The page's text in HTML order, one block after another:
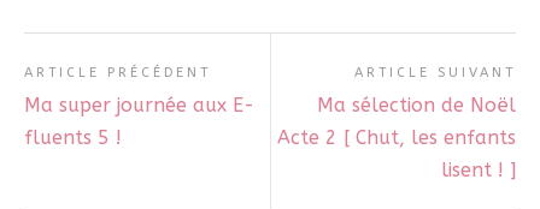
ARTICLE PRÉCÉDENT
Ma super journée aux E-
fluents 5 !
ARTICLE SUIVANT
Ma sélection de Noël
Acte 2 [ Chut, les enfants
lisent ! ]